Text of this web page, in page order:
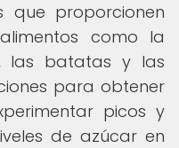
que proporcionen
como la
las batatas y las
para obtener
picos y
de azúcar en